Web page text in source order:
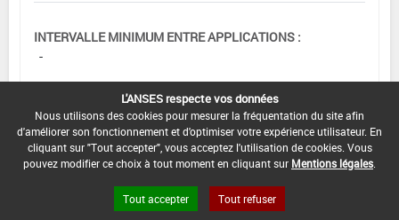
INTERVALLE MINIMUM ENTRE APPLICATIONS :
-
DATE DE RETRAIT DE L'USAGE :
01/11/1996
DATE DE FIN DE DISTRIBUTION :
-
DATE DE FIN D'UTILISATION :
L'ANSES respecte vos données
Nous utilisons des cookies pour mesurer la fréquentation du site afin
d'améliorer son fonctionnement et d'optimiser votre expérience utilisateur. En
cliquant sur "Tout accepter", vous acceptez l'utilisation de cookies. Vous
pouvez modifier ce choix à tout moment en cliquant sur Mentions légales
Tout accepter Tout refuser